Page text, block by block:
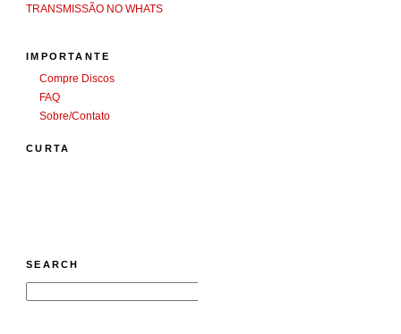
TRANSMISSÃO NO WHATS
IMPORTANTE
Compre Discos
FAQ
Sobre/Contato
CURTA
SEARCH